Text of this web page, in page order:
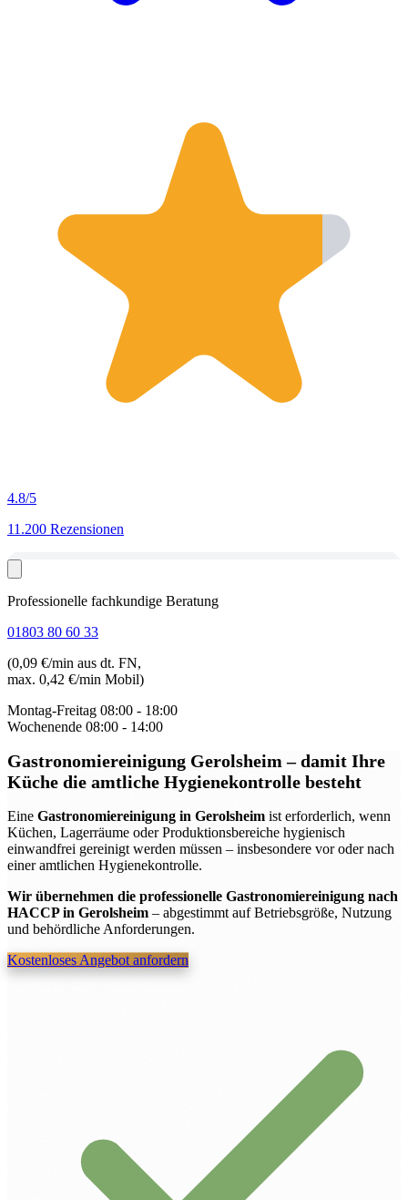
4.8/5
11.200 Rezensionen
Professionelle fachkundige Beratung
01803 80 60 33
(0,09 €/min aus dt. FN,
max. 0,42 €/min Mobil)
Montag-Freitag 08:00 - 18:00
Wochenende 08:00 - 14:00
Gastronomiereinigung Gerolsheim– damit Ihre
Küche die amtliche Hygienekontrolle besteht
Eine Gastronomiereinigung in Gerolsheim ist erforderlich, wenn
Küchen, Lagerräume oder Produktionsbereiche hygienisch
einwandfrei gereinigt werden müssen – insbesondere vor oder nach
einer amtlichen Hygienekontrolle.
Wir übernehmen die professionelle Gastronomiereinigung nach
HACCP in Gerolsheim– abgestimmt auf Betriebsgröße, Nutzung
und behördliche Anforderungen.
Kostenloses Angebot anfordern